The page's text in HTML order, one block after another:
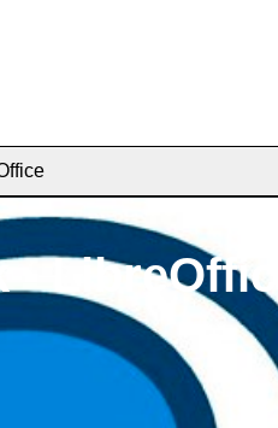
- LibreOffice